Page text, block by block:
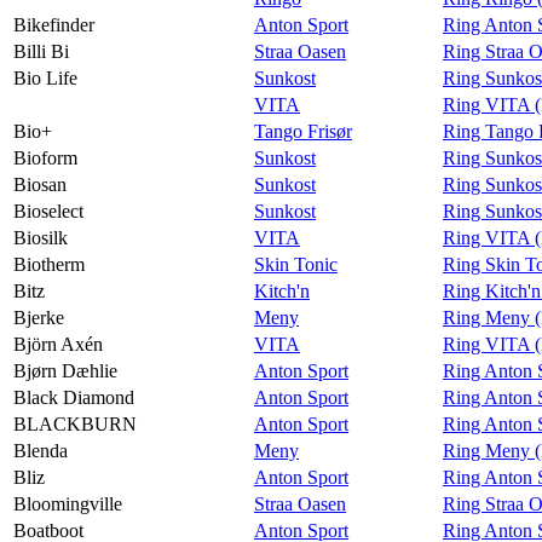
Bikefinder
Anton Sport
Ring Anton
Billi Bi
Straa Oasen
Ring Straa
Bio Life
Sunkost
Ring
VITA
Ring VITA
Bio+
Tango Frisør
Ring
Bioform
Sunkost
Ring
Biosan
Sunkost
Ring
Bioselect
Sunkost
Ring
Biosilk
VITA
Ring VITA
Biotherm
Skin Tonic
Ring Skin
Bitz
Kitch'n
Ring
Bjerke
Meny
Ring Meny
Björn Axén
VITA
Ring VITA
Bjørn Dæhlie
Anton Sport
Ring Anton
Black Diamond
Anton Sport
Ring Anton
BLACKBURN
Anton Sport
Ring
Blenda
Meny
Ring Meny
Bliz
Anton Sport
Ring Anton
Bloomingville
Straa Oasen
Ring Straa
Boatboot
Anton Sport Ring Anton